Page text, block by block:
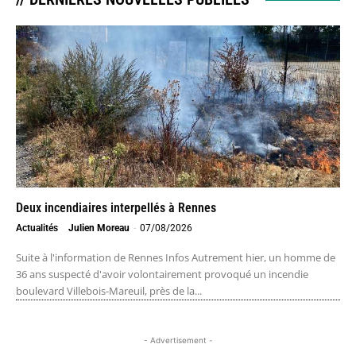
Deux incendiaires interpellés à Rennes
Actualités Julien Moreau - 07/08/2026
Suite à l'information de Rennes Infos Autrement hier, un homme de
36 ans suspecté d'avoir volontairement provoqué un incendie
boulevard Villebois-Mareuil, près de la...
- Advertisement -